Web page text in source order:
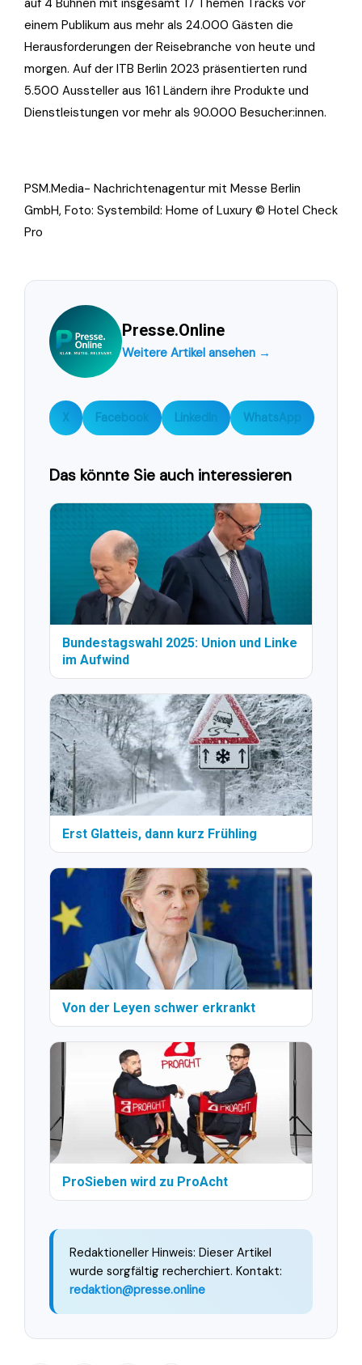
auf 4 Bühnen mit insgesamt 17 Themen Tracks vor
einem Publikum aus mehr als 24.000 Gästen die
Herausforderungen der Reisebranche von heute und
morgen. Auf der ITB Berlin 2023 präsentierten rund
5.500 Aussteller aus 161 Ländern ihre Produkte und
Dienstleistungen vor mehr als 90.000 Besucher:innen.
PSM.Media- Nachrichtenagentur mit Messe Berlin
GmbH, Foto: Systembild: Home of Luxury © Hotel Check
Pro
Presse.Online
Weitere Artikel ansehen →
X Facebook LinkedIn WhatsApp
Das könnte Sie auch interessieren
Bundestagswahl 2025: Union und Linke
im Aufwind
Erst Glatteis, dann kurz Frühling
Von der Leyen schwer erkrankt
ProSieben wird zu ProAcht
Redaktioneller Hinweis: Dieser Artikel
wurde sorgfältig recherchiert. Kontakt:
redaktion@presse.online